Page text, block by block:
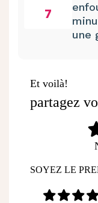
7
une
Et voilà!
partagez
SOYEZ LE